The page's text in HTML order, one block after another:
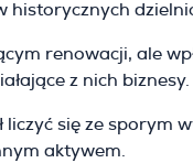
historycznych
renowacji, ale
z nich biznesy.
liczyć się ze
aktywem.